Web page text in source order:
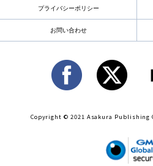
プライバシーポリシー
お問い合わせ
Copyright © 2021 Asakura